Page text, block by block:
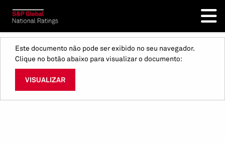
Este documento não pode ser exibido no seu navegador.
Clique no botão abaixo para visualizar o documento:
VISUALIZAR